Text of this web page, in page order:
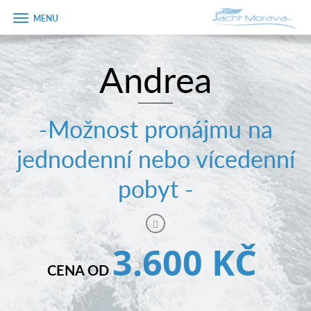
Úvodní strana
Pronájem a ceník
Plán plavby
Tipy na výlet
PRODEJ LODÍ
Zobrazit
menu
Andrea
-Možnost pronájmu na
jednodenní nebo vícedenní
pobyt -
CENA OD3.600 KČ